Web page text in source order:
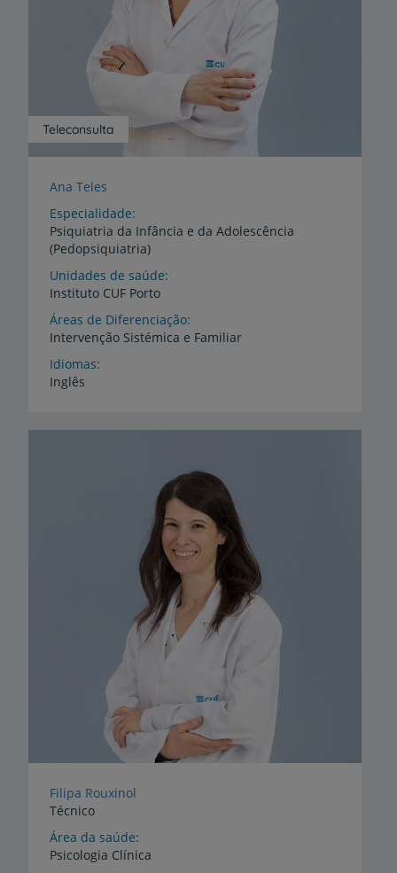
Teleconsulta
Ana Teles
Especialidade
Psiquiatria da Infância e da Adolescência
(Pedopsiquiatria)
Unidades de saúde
Instituto CUF Porto
Áreas de Diferenciação
Intervenção Sistémica e Familiar
Idiomas
Inglês
Filipa Rouxinol
Técnico
Área da saúde
Psicologia Clínica